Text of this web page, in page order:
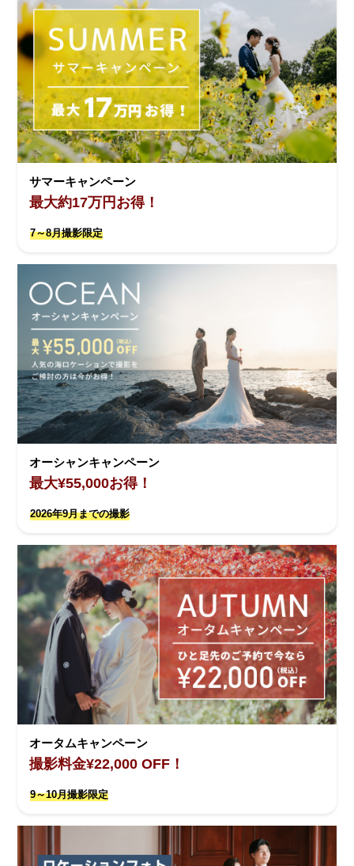
サマーキャンペーン
最大約17万円お得！
7～8月撮影限定
オーシャンキャンペーン
最大¥55,000お得！
2026年9月までの撮影
オータムキャンペーン
撮影料金¥22,000 OFF！
9～10月撮影限定